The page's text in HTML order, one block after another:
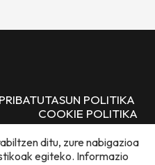
PRIBATUTASUN POLITIKA
COOKIE POLITIKA
ditu, zure nabigazioa
egiteko. Informazio